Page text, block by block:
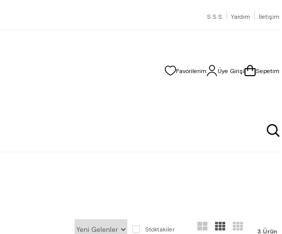
S.S.S | Yardım | İletişim
Favorilerim Üye Girişi Sepetim
Stoktakiler 3 Ürün